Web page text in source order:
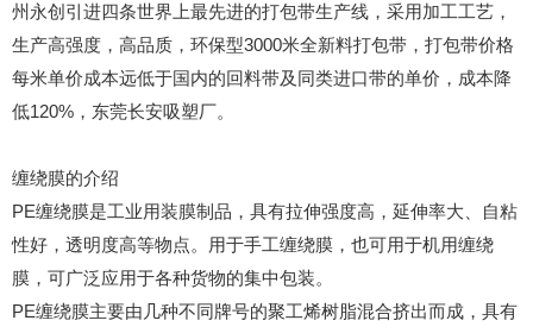
州永创引进四条世界上最先进的打包带生产线，采用加工工艺，
生产高强度，高品质，环保型3000米全新料打包带，打包带价格
每米单价成本远低于国内的回料带及同类进口带的单价，成本降
低120%，东莞长安吸塑厂。
缠绕膜的介绍
PE缠绕膜是工业用装膜制品，具有拉伸强度高，延伸率大、自粘
性好，透明度高等物点。用于手工缠绕膜，也可用于机用缠绕
膜，可广泛应用于各种货物的集中包装。
PE缠绕膜主要由几种不同牌号的聚工烯树脂混合挤出而成，具有